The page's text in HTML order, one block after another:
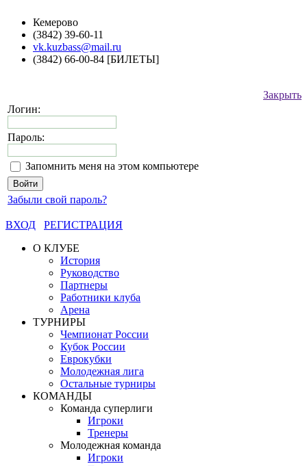
Кемерово
(3842) 39-60-11
vk.kuzbass@mail.ru
(3842) 66-00-84 [БИЛЕТЫ]
Закрыть
Логин:
Пароль:
Запомнить меня на этом компьютере
Забыли свой пароль?
ВХОД
РЕГИСТРАЦИЯ
О КЛУБЕ
История
Руководство
Партнеры
Работники клуба
Арена
ТУРНИРЫ
Чемпионат России
Кубок России
Еврокубки
Молодежная лига
Остальные турниры
КОМАНДЫ
Команда суперлиги
Игроки
Тренеры
Молодежная команда
Игроки